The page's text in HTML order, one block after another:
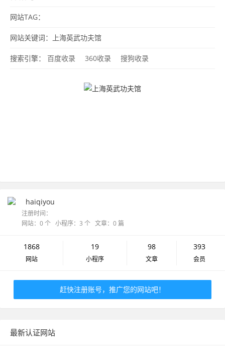
网站TAG：
网站关键词：上海英武功夫馆
搜索引擎： 百度收录 360收录 搜狗收录
haiqiyou
注册时间：
网站：0 个 小程序：3 个 文章：0 篇
1868
网站
19
小程序
98
文章
393
会员
赶快注册账号，推广您的网站吧！
最新认证网站